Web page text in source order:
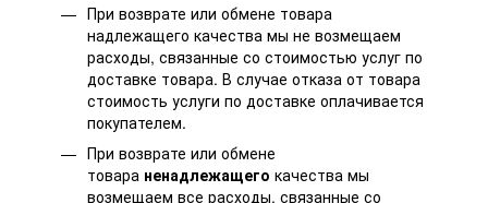
При возврате или обмене товара
надлежащего качества мы не возмещаем
расходы, связанные со стоимостью услуг по
доставке товара. В случае отказа от товара
стоимость услуги по доставке оплачивается
покупателем.
При возврате или обмене
товара ненадлежащего качества мы
возмещаем все расходы, связанные со